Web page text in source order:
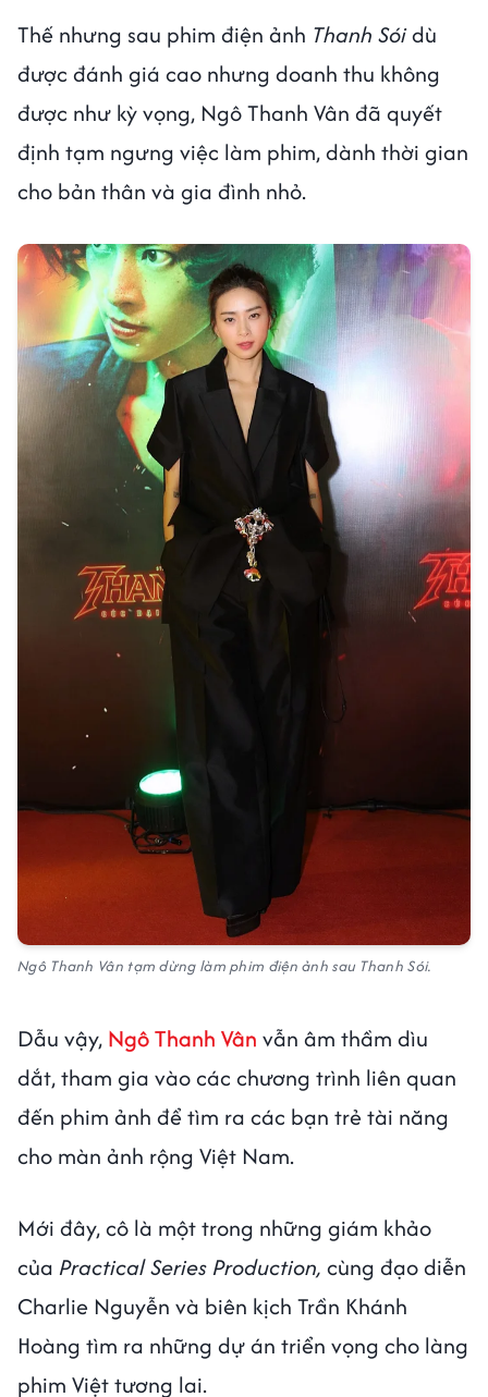
Thế nhưng sau phim điện ảnh Thanh Sóidù
được đánh giá cao nhưng doanh thu không
được như kỳ vọng, Ngô Thanh Vân đã quyết
định tạm ngưng việc làm phim, dành thời gian
cho bản thân và gia đình nhỏ.
Ngô Thanh Vân tạm dừng làm phim điện ảnh sau Thanh Sói.
Dẫu vậy, Ngô Thanh Vân vẫn âm thầm dìu
dắt, tham gia vào các chương trình liên quan
đến phim ảnh để tìm ra các bạn trẻ tài năng
cho màn ảnh rộng Việt Nam.
Mới đây, cô là một trong những giám khảo
của Practical Series Production, cùng đạo diễn
Charlie Nguyễn và biên kịch Trần Khánh
Hoàng tìm ra những dự án triển vọng cho làng
phim Việt tương lai.